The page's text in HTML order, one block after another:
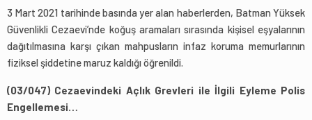
3 Mart 2021 tarihinde basında yer alan haberlerden, Batman Yüksek
Güvenlikli Cezaevi’nde koğuş aramaları sırasında kişisel eşyalarının
dağıtılmasına karşı çıkan mahpusların infaz koruma memurlarının
fiziksel şiddetine maruz kaldığı öğrenildi.
(03/047) Cezaevindeki Açlık Grevleri ile İlgili Eyleme Polis
Engellemesi…